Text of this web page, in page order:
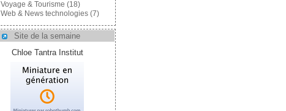
Voyage & Tourisme (18)
Web & News technologies(7)
Site de la semaine
Chloe Tantra Institut